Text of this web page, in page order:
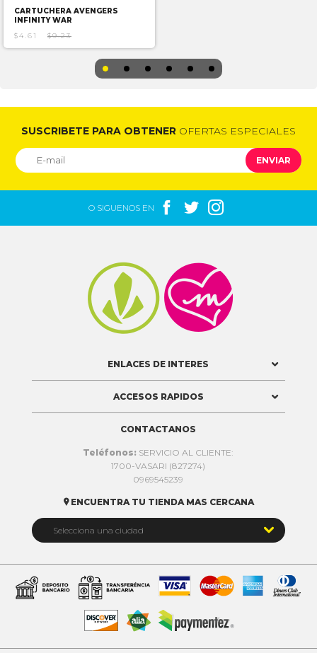
CARTUCHERA AVENGERS
INFINITY WAR
$4.61
$9.23
SUSCRIBETE PARA OBTENER OFERTAS ESPECIALES
ENVIAR
O SIGUENOS EN   

ENLACES DE INTERES
ACCESOS RAPIDOS
CONTACTANOS
Teléfonos: SERVICIO AL CLIENTE:
1700-VASARI (827274)
0969545239
 ENCUENTRA TU TIENDA MAS CERCANA
Selecciona una ciudad 
Cuenca